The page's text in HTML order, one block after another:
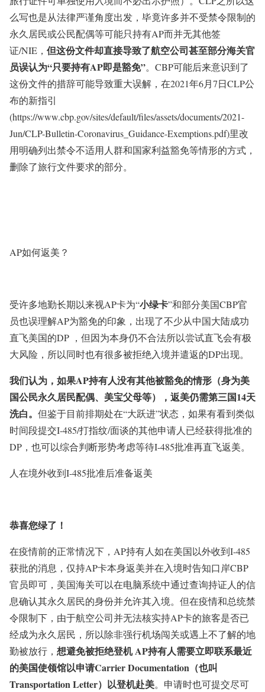
么写也是从法律严谨角度出发，毕竟许多并不受禁令限制的
永久居民或公民配偶等可能只持有AP而并无其他签
证/NIE， 但这份文件却直接导致了航空公司甚至部分海关官
员误认为“只要持有AP即是豁免”。CBP可能后来意识到了
这份文件的措辞可能导致重大误解，在2021年6月7日CLP公
布的新指引
(https://www.cbp.gov/sites/default/files/assets/documents/2021-
Jun/CLP-Bulletin-Coronavirus_Guidance-Exemptions.pdf)里改
用明确列出禁令不适用人群和国家利益豁免等情形的方式，
删除了旅行文件要求的部分。
AP如何返美？
受许多地勤长期以来视AP卡为“小绿卡”和部分美国CBP官
员也误理解AP为豁免的印象，出现了不少从中国大陆成功
直飞美国的DP ，但因为本身仍不合法所以尝试直飞会有极
大风险，所以同时也有很多被拒绝入境并遣返的DP出现。
我们认为，如果AP持有人没有其他被豁免的情形（身为美
国公民永久居民配偶、美宝父母等），返美仍需第三国14天
洗白。 但鉴于目前排期处在“大跃进”状态，如果有看到类似
时间段提交I-485/打指纹/面谈的其他申请人已经获得批准的
DP，也可以综合判断形势考虑等待I-485批准再直飞返美。
人在境外收到I-485批准后准备返美
恭喜您绿了！
在疫情前的正常情况下，AP持有人如在美国以外收到I-485
获批的消息，仅持AP卡本身返美并在入境时告知口岸CBP
官员即可，美国海关可以在电脑系统中通过查询持证人的信
息确认其永久居民的身份并允许其入境。但在疫情和总统禁
令限制下，由于航空公司并无法核实持AP卡的旅客是否已
经成为永久居民，所以除非强行机场闯关或遇上不了解的地
勤被放行， 想避免被拒绝登机 AP持有人需要立即联系最近
的美国使领馆以申请Carrier Documentation（也叫
Transportation Letter）以登机赴美。申请时也可提交尽可